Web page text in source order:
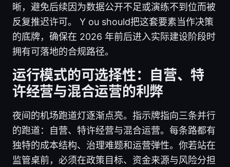
晰，避免后续因为数据公开不足或演练不到位而被
反复推迟许可。 Y ou should把这套要素当作决策
的底牌，确保在 2026 年前后进入实际建设阶段时
拥有可落地的合规路径。
运行模式的可选择性：自营、特
许经营与混合运营的利弊
夜间的机场跑道灯逐渐点亮。指示牌指向三条并行
的跑道：自营、特许经营与混合运营。每条路都有
独特的成本结构、治理难题和运营弹性。你若站在
监管桌前，必须在政策目标、资金来源与风险分担